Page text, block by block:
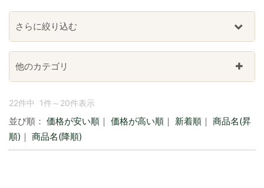
22件中 1件～20件表示
並び順： 価格が安い順 ｜ 価格が高い順 ｜ 新着順 ｜ 商品名(昇
順) ｜ 商品名(降順)
さらに絞り込む
他のカテゴリ